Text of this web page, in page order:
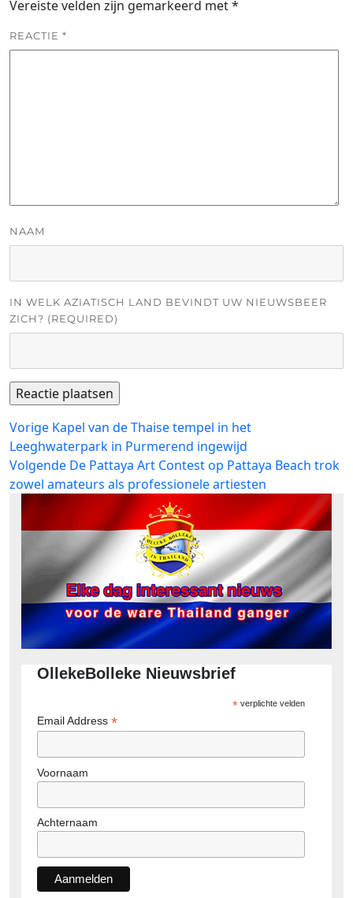
Vereiste velden zijn gemarkeerd met*
REACTIE *
NAAM
IN WELK AZIATISCH LAND BEVINDT UW NIEUWSBEER
ZICH? (REQUIRED)
Bericht
navigatie
Vorige Vorig
bericht:
Kapel van de Thaise tempel in het
Leeghwaterpark in Purmerend ingewijd
Volgende Volgend
bericht:
De Pattaya Art Contest op Pattaya Beach trok
zowel amateurs als professionele artiesten
OllekeBolleke Nieuwsbrief
*verplichte velden
Email Address *
Voornaam
Achternaam